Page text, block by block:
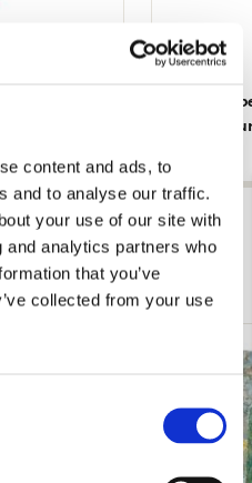
content and ads, to
and to analyse our traffic.
your use of our site with
analytics partners who
that you’ve
collected from your use
Dieren,
verlanglijst